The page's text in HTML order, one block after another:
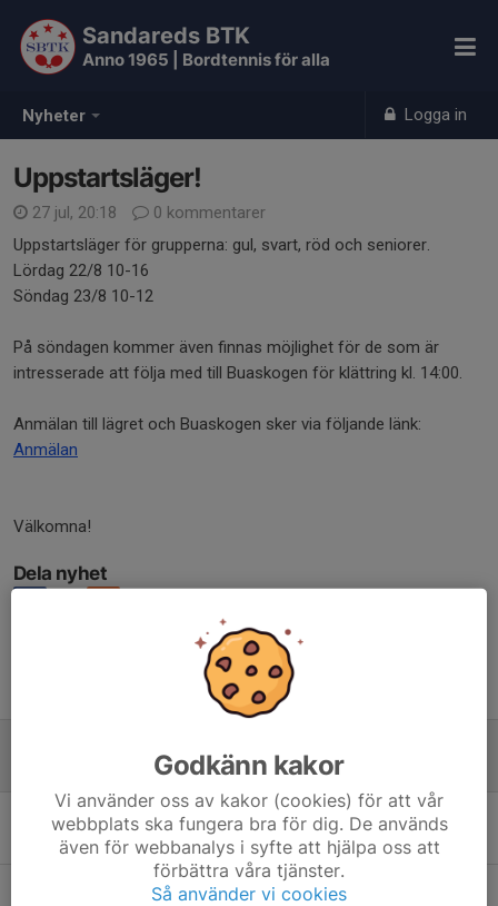
Nyheter Logga in
Sandareds BTK
Anno 1965 | Bordtennis för alla
Uppstartsläger!
27 jul, 20:18
0 kommentarer
Uppstartsläger för grupperna: gul, svart, röd och seniorer.
Lördag 22/8 10-16
Söndag 23/8 10-12
På söndagen kommer även finnas möjlighet för de som är
intresserade att följa med till Buaskogen för klättring kl. 14:00.
Anmälan till lägret och Buaskogen sker via följande länk:
Anmälan
Välkomna!
Dela nyhet
27 jul, 20:18 0
Glad Sommar!
11 jul, 21:41 0
KM + avslutning
Godkänn kakor
Vi använder oss av kakor (cookies) för att vår
webbplats ska fungera bra för dig. De används
även för webbanalys i syfte att hjälpa oss att
förbättra våra tjänster.
Så använder vi cookies